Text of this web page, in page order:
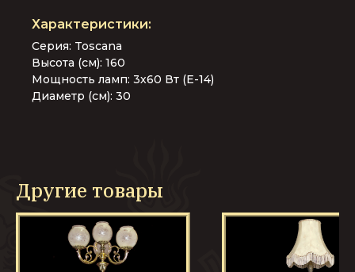
Серия: Toscana
Высота (см): 160
Мощность ламп: 3х60 Вт (Е-14)
Диаметр (см): 30
Другие товары